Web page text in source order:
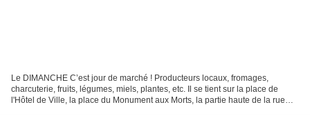
Le DIMANCHE C’est jour de marché ! Producteurs locaux, fromages,
charcuterie, fruits, légumes, miels, plantes, etc. Il se tient sur la place de
l'Hôtel de Ville, la place du Monument aux Morts, la partie haute de la rue